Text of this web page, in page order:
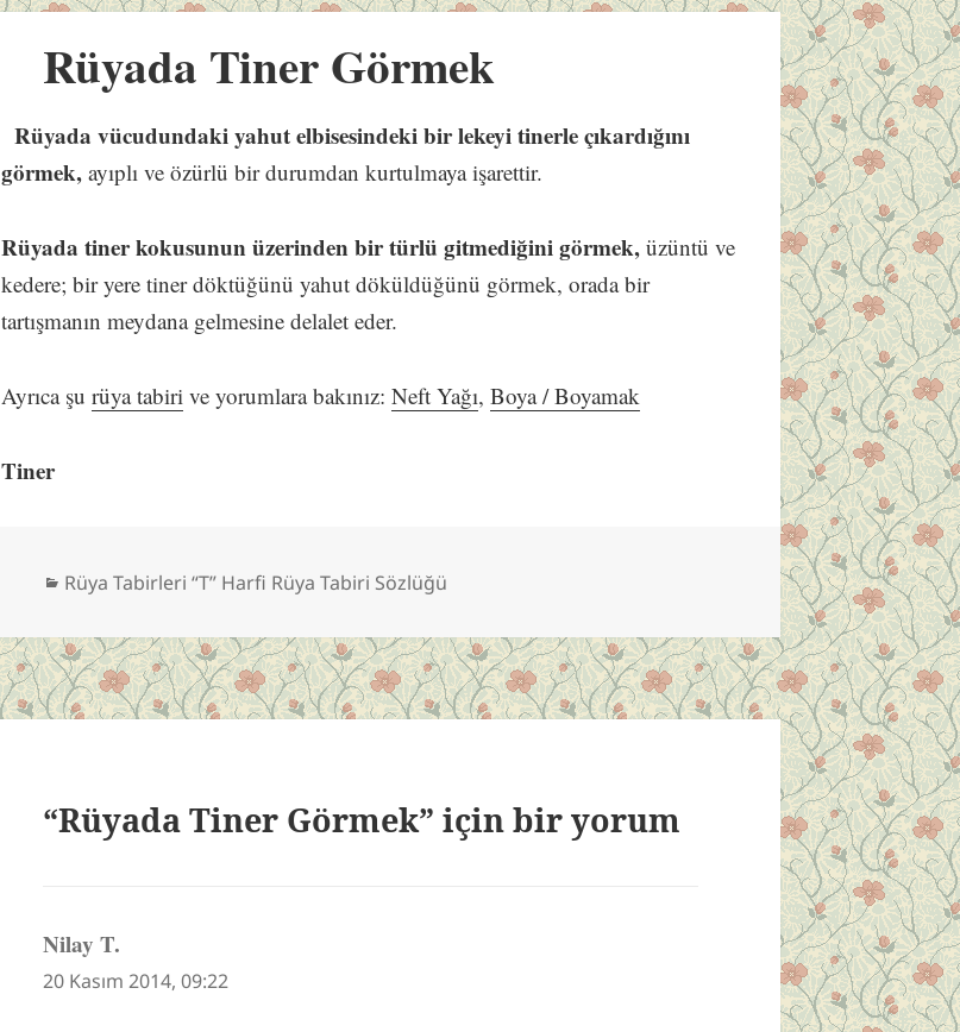
Rüyada Tiner Görmek
Rüyada vücudundaki yahut elbisesindeki bir lekeyi tinerle çıkardığını
görmek,ayıplı ve özürlü bir durumdan kurtulmaya işarettir.
Rüyada tiner kokusunun üzerinden bir türlü gitmediğini görmek,üzüntü ve
kedere; bir yere tiner döktüğünü yahut döküldüğünü görmek, orada bir
tartışmanın meydana gelmesine delalet eder.
Ayrıca şurüya tabiri ve yorumlara bakınız:Neft Yağı,Boya / Boyamak
Tiner
Kategoriler
Rüya Tabirleri “T” Harfi Rüya Tabiri Sözlüğü
“Rüyada Tiner Görmek” için bir yorum
Nilay T.
ki:
20 Kasım 2014, 09:22